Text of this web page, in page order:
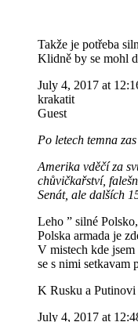
Takže je potřeba
Klidně by se mohl
July 4, 2017 at
krakatit
Guest
Po letech temna
Amerika vděčí za
chůvičkařství,
Senát, ale dalších
Leho ” silné
Polska armada je
V mistech kde
se s nimi setkavam
K Rusku a Putinovi
July 4, 2017 at